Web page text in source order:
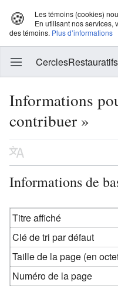
🍪
Les témoins (cookies)
En utilisant nos services,
des témoins. Plus d’informations
Informations
contribuer »
Informations de
Titre affiché
Clé de tri par défaut
Taille de la page (en
Numéro de la page